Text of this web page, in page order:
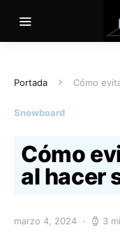
Portada Cómo
Snowboard
Cómo
al hacer
marzo 4, 2024 3